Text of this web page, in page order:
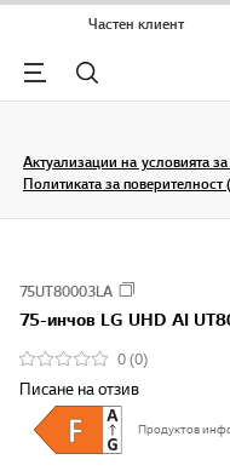
Частен клиент
Menu
Търсене
Актуализации на условията
Политиката за
75UT80003LA
75-инчов LG UHD AI
0 (0)
Писане на отзив
Продуктов